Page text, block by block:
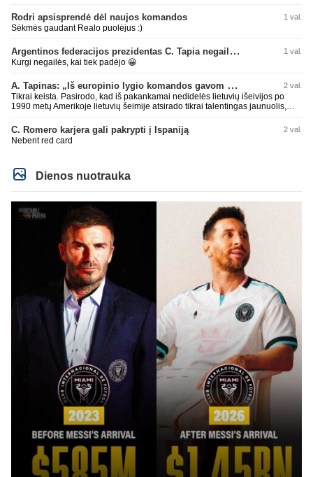
Rodri apsisprendė dėl naujos komandos 1 val.
Sėkmės gaudant Realo puolėjus :)
Argentinos federacijos prezidentas C. Tapia negailėjo pagyrų G. Infantino 1 val.
Kurgi negailės, kai tiek padėjo 😀
A. Tapinas: „Iš europinio lygio komandos gavom gerų pamokų“ 2 val.
Tikrai keista. Pasirodo, kad iš pakankamai nedidelės lietuvių išeivijos po
1990 metų Amerikoje lietuvių šeimije atsirado tikrai talentingas jaunuolis,
fiziškai, kurio nepastumsi kaip Golubicko, t. y. gerai išsilaikantis ant kojų
kovoje, dar ir antrame aukšte neblogai atrodantis, greitai priimantis
dažniausiai teisingus sprendimus, ir dar turintis neblogą greitį. O Lietuvoje
C. Romero karjera gali pakrypti į Ispaniją 2 val.
Nebent red card
Dienos nuotrauka